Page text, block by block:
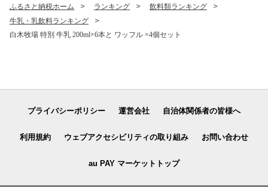
ふるさと納税ホーム ランキング
飲料類ランキング
牛乳・乳飲料ランキング
白木牧場 特別 牛乳 200ml×6本と ワッフル ×4個セット
プライバシーポリシー 運営会社 自治体関係者の皆様へ
利用規約 ウェブアクセシビリティの取り組み お問い合わせ
au PAY マーケットトップ